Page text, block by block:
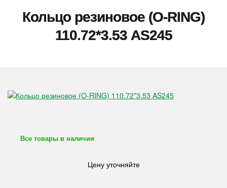
Кольцо резиновое (O-RING)
110.72*3.53 AS245
Все товары в наличии
Цену уточняйте